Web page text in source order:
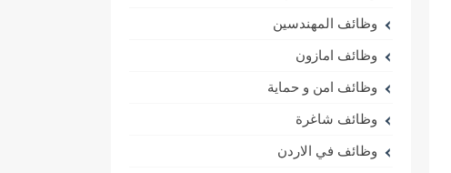
وظائف المهندسين
وظائف امازون
وظائف امن و حماية
وظائف شاغرة
وظائف في الاردن